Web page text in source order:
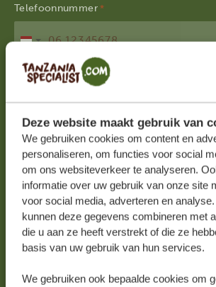
Deze website maakt gebruik van
We gebruiken cookies om content en
personaliseren, om functies voor social
om ons websiteverkeer te analyseren.
informatie over uw gebruik van onze site
voor social media, adverteren en
kunnen deze gegevens combineren met
die u aan ze heeft verstrekt of die ze
basis van uw gebruik van hun services.
We gebruiken ook bepaalde cookies om
Telefoonnummer *
Nederland
+31
Land *
Ik meld me aan voor de
ontvang graag nieuws en
volgende reis.